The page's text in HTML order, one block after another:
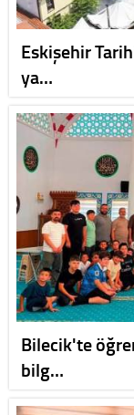
Eskişehir
ya…
Bilecik'te
bilg…